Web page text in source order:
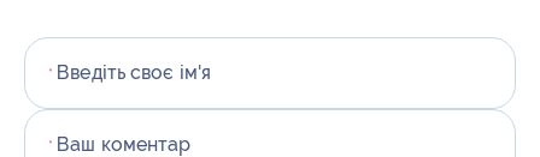
* Введіть своє ім'я
* Ваш коментар